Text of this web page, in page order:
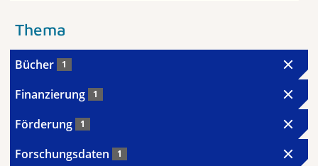
Thema
Bücher 1
Finanzierung 1
Förderung 1
Forschungsdaten 1